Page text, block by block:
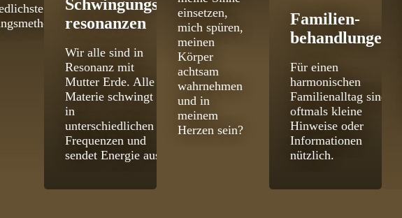
Schwingungs­
resonanzen
Wir alle sind in
Resonanz mit
Mutter Erde. Alle
Materie schwingt
in
unterschiedlichen
Frequenzen und
sendet Energie aus.
einsetzen,
mich spüren,
meinen
Körper
achtsam
wahrnehmen
und in
meinem
Herzen sein?
Familien­
behandlungen
Für einen
harmonischen
Familienalltag sind
oftmals kleine
Hinweise oder
Informationen
nützlich.